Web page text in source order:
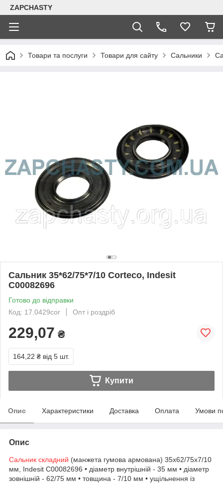
ZAPCHASTY
Товари та послуги Товари для сайту Сальники
Сальник 35*62/75*7/10 Corteco, Indesit
C00082696
Готово до відправки
Код: 17.0429cor
Опт і роздріб
229,07 ₴
164,22 ₴ від 5 шт.
Купити
Опис Характеристики Доставка Оплата Умови
Опис
Сальник складний (манжета гумова армована) 35x62/75x7/10
мм, Indesit C00082696 • діаметр внутрішній - 35 мм • діаметр
зовнішній - 62/75 мм • товщина - 7/10 мм • ущільнення із